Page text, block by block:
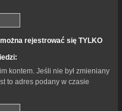
rejestrować się TYLKO
kontem. Jeśli nie był zmieniany
to adres podany w czasie